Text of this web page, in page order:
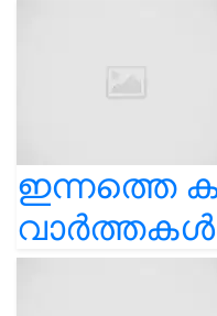
ഇന്നത്തെ
വാർത്തകൾ